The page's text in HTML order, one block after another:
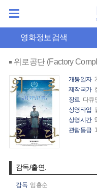
영화정보검색
위로공단 (Factory
개봉일자
제작국가
장르 다큐
상영타입
상영시간
관람등급
감독/출연.
감독 임흥순